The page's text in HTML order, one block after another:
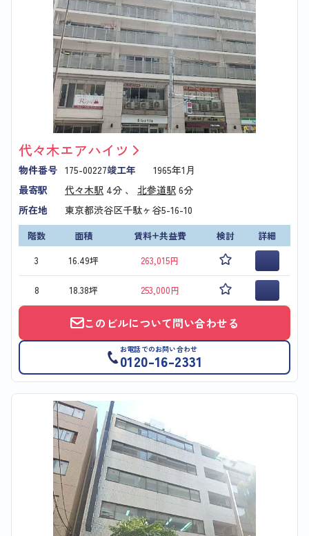
代々木エアハイツ
物件番号 175-00227竣工年
1965年1月
最寄駅
代々木駅 4分 、 北参道駅 6分
所在地
東京都渋谷区千駄ヶ谷5-16-10
階数 面積 賃料+共益費 検討
詳細
3
16.49坪 263,015円
8 18.38坪 253,000円
このビルについて問い合わせる
お電話でのお問い合わせ
0120-16-2331